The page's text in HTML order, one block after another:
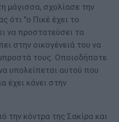
μάγισσα, σχολίασε την
ότι "ο Πικέ έχει το
να προστατεύσει τα
στην οικογένειά του να
τους. Οποιοδήποτε
υπολείπεται αυτού που
έχει κάνει στην
την κόντρα της Σακίρα και